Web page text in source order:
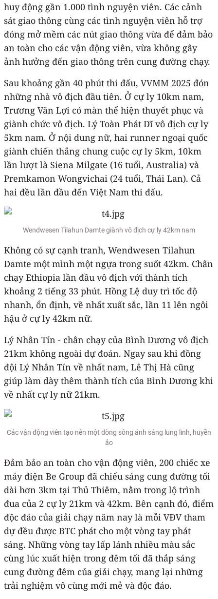
huy động gần 1.000 tình nguyện viên. Các cảnh
sát giao thông cùng các tình nguyện viên hỗ trợ
đóng mở mềm các nút giao thông vừa để đảm bảo
an toàn cho các vận động viên, vừa không gây
ảnh hưởng đến giao thông trên cung đường chạy.
Sau khoảng gần 40 phút thi đấu, VVMM 2025 đón
những nhà vô địch đầu tiên. Ở cự ly 10km nam,
Trương Văn Lợi có màn thể hiện thuyết phục và
giành chức vô địch. Lý Toàn Phát Dĩ vô địch cự ly
5km nam. Ở nội dung nữ, hai runner ngoại quốc
giành chiến thắng chung cuộc cự ly 5km, 10km
lần lượt là Siena Milgate (16 tuổi, Australia) và
Premkamon Wongvichai (24 tuổi, Thái Lan). Cả
hai đều lần đầu đến Việt Nam thi đấu.
Wendwesen Tilahun Damte giành vô địch cự ly 42km nam
Không có sự cạnh tranh, Wendwesen Tilahun
Damte một mình một ngựa trong suốt 42km. Chân
chạy Ethiopia lần đầu vô địch với thành tích
khoảng 2 tiếng 33 phút. Hồng Lệ duy trì tốc độ
nhanh, ổn định, về nhất xuất sắc, lần 11 lên ngôi
hậu ở cự ly 42km nữ.
Lý Nhân Tín - chân chạy của Bình Dương vô địch
21km không ngoài dự đoán. Ngay sau khi đồng
đội Lý Nhân Tín về nhất nam, Lê Thị Hà cũng
giúp làm dày thêm thành tích của Bình Dương khi
về nhất cự ly nữ 21km.
Các vận động viên tạo nên một dòng sông ánh sáng lung linh, huyền
ảo
Đảm bảo an toàn cho vận động viên, 200 chiếc xe
máy điện Be Group đã chiếu sáng cung đường tối
dài hơn 3km tại Thủ Thiêm, nằm trong lộ trình
đua của 2 cự ly 21km và 42km. Bên cạnh đó, điểm
độc đáo của giải chạy năm nay là mỗi VĐV tham
dự đều được BTC phát cho một vòng tay phát
sáng. Những vòng tay lấp lánh nhiều màu sắc
cùng lúc xuất hiện trong đêm tối đã thắp sáng
cung đường đêm của giải chạy, mang lại những
trải nghiệm vô cùng mới mẻ và độc đáo.